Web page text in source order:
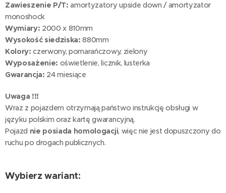
Zawieszenie P/T: amortyzatory upside down / amortyzator
monoshock
Wymiary: 2000 x 810mm
Wysokość siedziska: 880mm
Kolory: czerwony, pomarańczowy, zielony
Wyposażenie: oświetlenie, licznik, lusterka
Gwarancja: 24 miesiące
Uwaga !!!
Wraz z pojazdem otrzymają państwo instrukcję obsługi w
języku polskim oraz kartę gwarancyjną.
Pojazd nie posiada homologacji, więc nie jest dopuszczony do
ruchu po drogach publicznych.
Wybierz wariant: